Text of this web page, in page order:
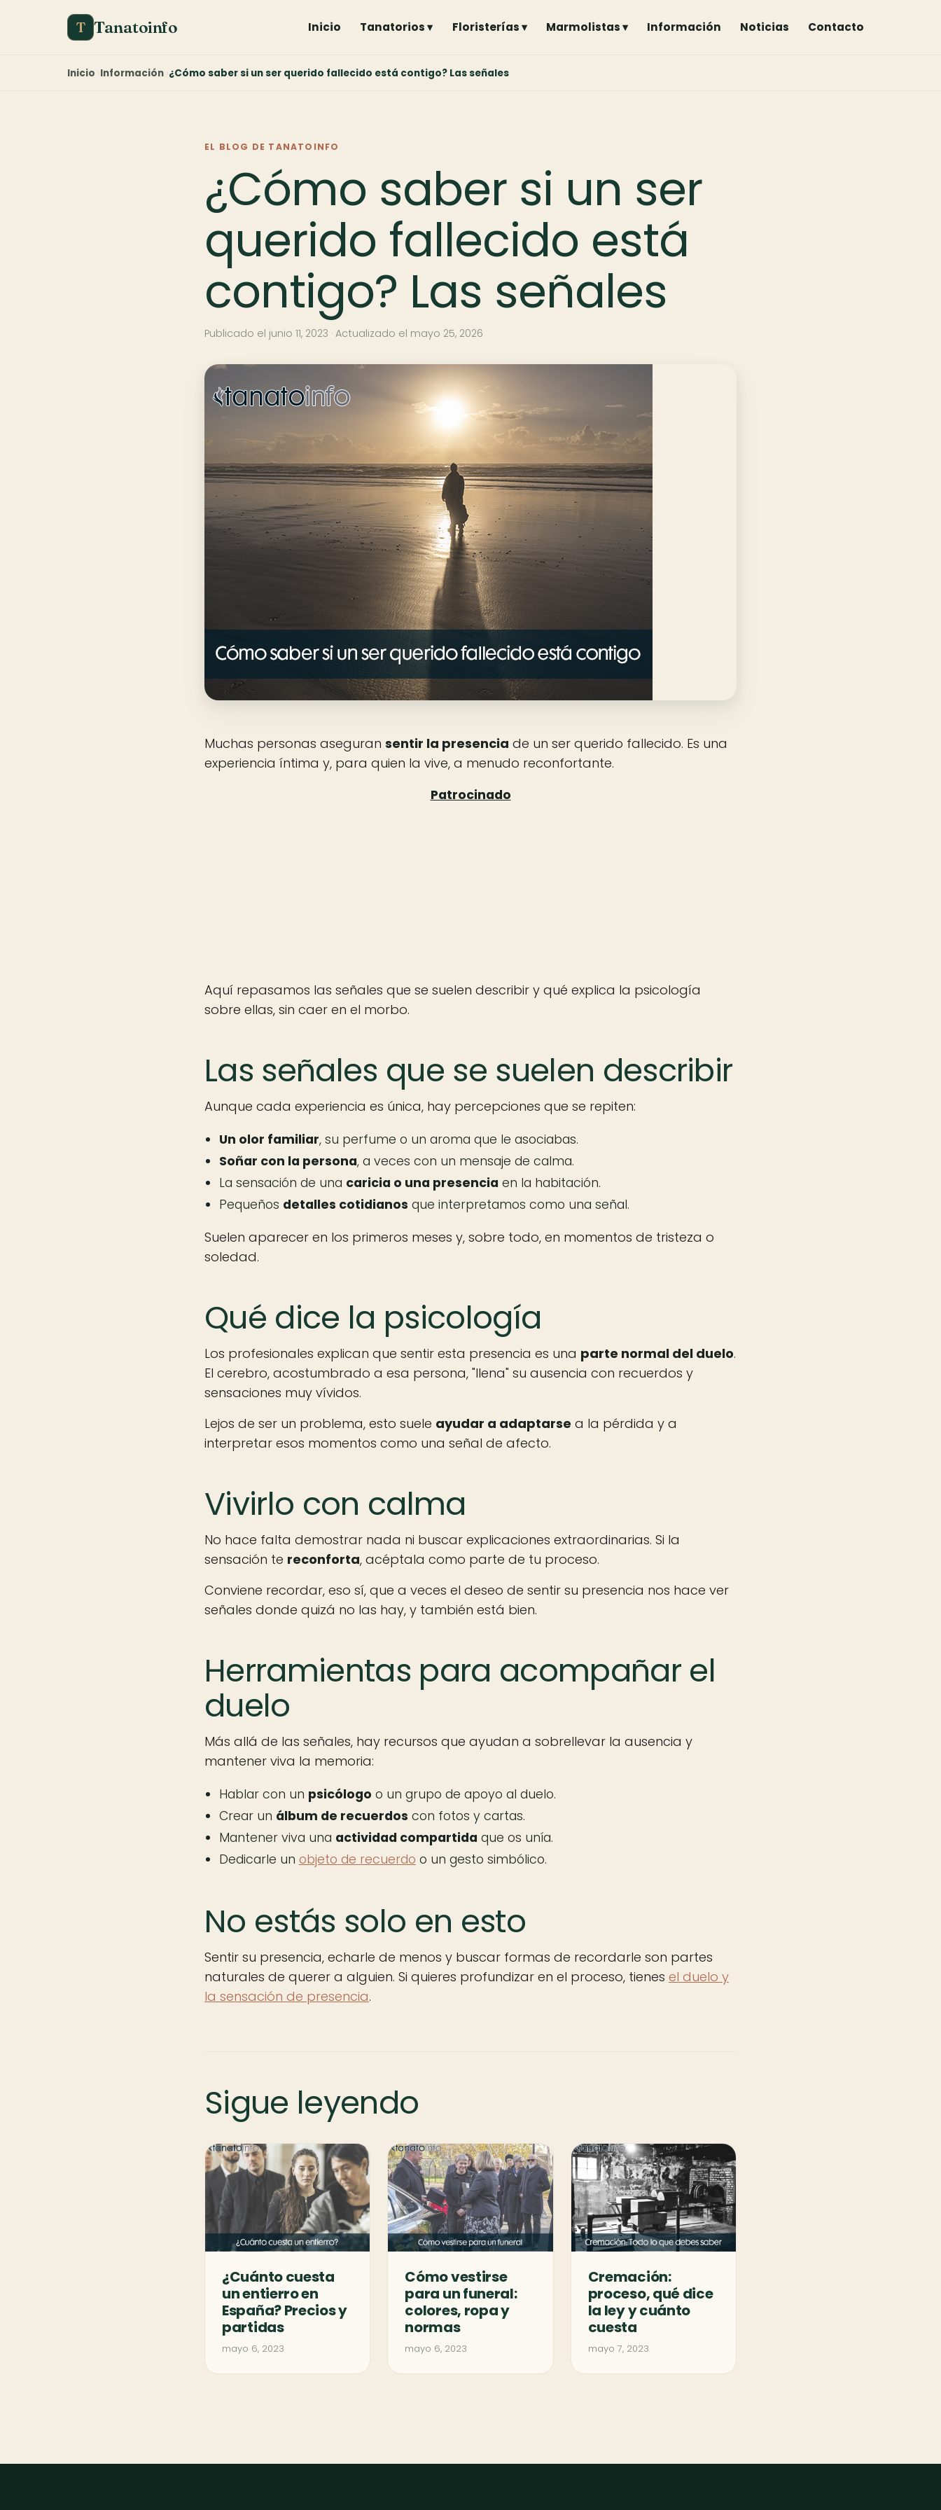
T Tanatoinfo Inicio Tanatorios ▾ Floristerías ▾ Marmolistas ▾ Información Noticias Contacto
Inicio Información ¿Cómo saber si un ser querido fallecido está contigo? Las señales
EL BLOG DE TANATOINFO
¿Cómo saber si un ser
querido fallecido está
contigo? Las señales
Publicado el junio 11, 2023 · Actualizado el mayo 25, 2026
Muchas personas aseguran sentir la presencia de un ser querido fallecido. Es una
experiencia íntima y, para quien la vive, a menudo reconfortante.
Aquí repasamos las señales que se suelen describir y qué explica la psicología
sobre ellas, sin caer en el morbo.
Las señales que se suelen describir
Aunque cada experiencia es única, hay percepciones que se repiten:
Un olor familiar, su perfume o un aroma que le asociabas.
Soñar con la persona, a veces con un mensaje de calma.
La sensación de una caricia o una presencia en la habitación.
Pequeños detalles cotidianos que interpretamos como una señal.
Suelen aparecer en los primeros meses y, sobre todo, en momentos de tristeza o
soledad.
Qué dice la psicología
Los profesionales explican que sentir esta presencia es una parte normal del duelo.
El cerebro, acostumbrado a esa persona, "llena" su ausencia con recuerdos y
sensaciones muy vívidos.
Lejos de ser un problema, esto suele ayudar a adaptarse a la pérdida y a
interpretar esos momentos como una señal de afecto.
Vivirlo con calma
No hace falta demostrar nada ni buscar explicaciones extraordinarias. Si la
sensación te reconforta, acéptala como parte de tu proceso.
Conviene recordar, eso sí, que a veces el deseo de sentir su presencia nos hace ver
señales donde quizá no las hay, y también está bien.
Herramientas para acompañar el
duelo
Más allá de las señales, hay recursos que ayudan a sobrellevar la ausencia y
mantener viva la memoria:
Hablar con un psicólogo o un grupo de apoyo al duelo.
Crear un álbum de recuerdos con fotos y cartas.
Mantener viva una actividad compartida que os unía.
Dedicarle un objeto de recuerdo o un gesto simbólico.
No estás solo en esto
Sentir su presencia, echarle de menos y buscar formas de recordarle son partes
naturales de querer a alguien. Si quieres profundizar en el proceso, tienes el duelo y
la sensación de presencia.
Sigue leyendo
¿Cuánto cuesta
un entierro en
España? Precios y
partidas
mayo 6, 2023
Cómo vestirse
para un funeral:
colores, ropa y
normas
mayo 6, 2023
Cremación:
proceso, qué dice
la ley y cuánto
cuesta
mayo 7, 2023